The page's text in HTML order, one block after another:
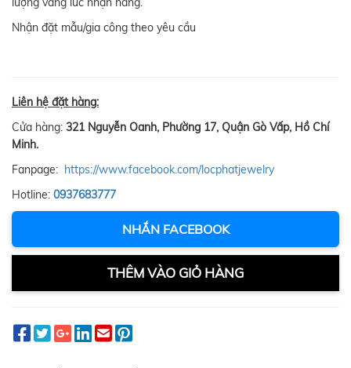
Nhận đặt mẫu/gia công theo yêu cầu
Liên hệ đặt hàng:
Cửa hàng: 321 Nguyễn Oanh, Phường 17, Quận Gò Vấp, Hồ Chí
Minh.
Fanpage: https://www.facebook.com/locphatjewelry
Hotline: 0937683777
NHẮN FACEBOOK
THÊM VÀO GIỎ HÀNG